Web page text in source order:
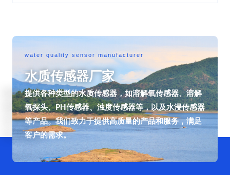
water quality sensor manufacturer
水质传感器厂家
提供各种类型的水质传感器，如溶解氧传感器、溶解
氧探头、PH传感器、浊度传感器等，以及水浸传感器
等产品。我们致力于提供高质量的产品和服务，满足
客户的需求。